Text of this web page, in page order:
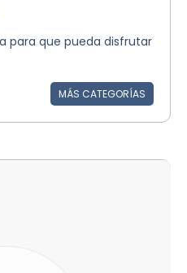
para que pueda disfrutar
MÁS CATEGORÍAS